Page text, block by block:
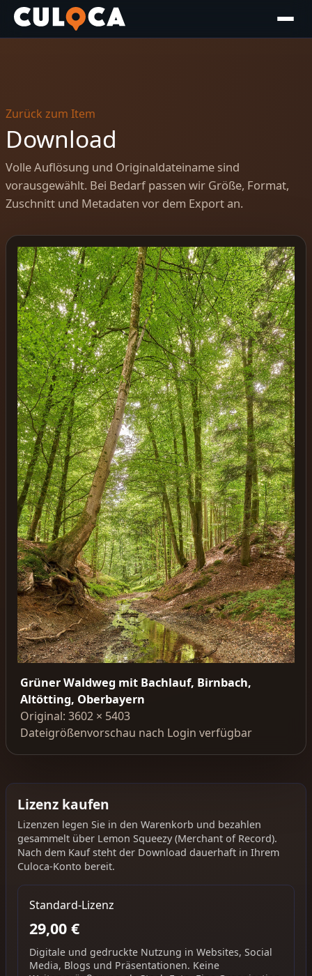
Zurück zum Item
Download
Volle Auflösung und Originaldateiname sind
vorausgewählt. Bei Bedarf passen wir Größe, Format,
Zuschnitt und Metadaten vor dem Export an.
Grüner Waldweg mit Bachlauf, Birnbach,
Altötting, Oberbayern
Original: 3602 × 5403
Dateigrößenvorschau nach Login verfügbar
Lizenz kaufen
Lizenzen legen Sie in den Warenkorb und bezahlen
gesammelt über Lemon Squeezy (Merchant of Record).
Nach dem Kauf steht der Download dauerhaft in Ihrem
Culoca-Konto bereit.
Standard-Lizenz
29,00 €
Digitale und gedruckte Nutzung in Websites, Social
Media, Blogs und Präsentationen. Keine